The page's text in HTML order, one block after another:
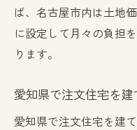
ば、名古屋市内は土地
に設定して月々の負担
ります。
愛知県で注文住宅を
愛知県で注文住宅を建